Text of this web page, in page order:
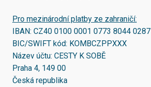
Pro mezinárodní platby ze zahraničí:
IBAN: CZ40 0100 0001 0773 8044 0287
BIC/SWIFT kód: KOMBCZPPXXX
Název účtu: CESTY K SOBĚ
Praha 4, 149 00
Česká republika